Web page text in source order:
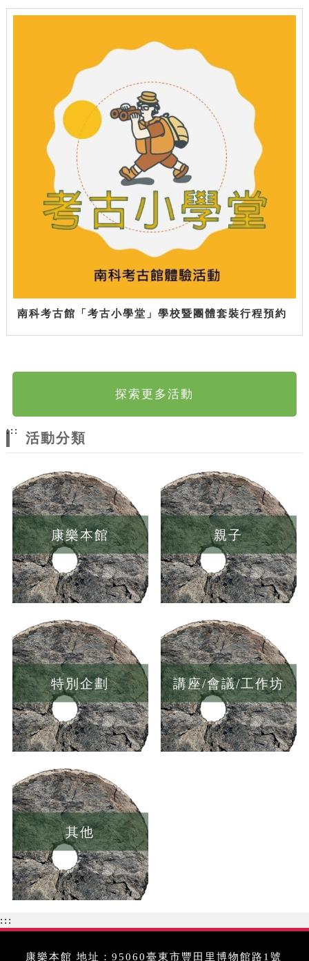
南科考古館「考古小學堂」學校暨團體套裝行程預約
探索更多活動
:::
活動分類
康樂本館 親子
特別企劃 講座/會議/工作坊
其他
:::
康樂本館 地址：95060臺東市豐田里博物館路1號